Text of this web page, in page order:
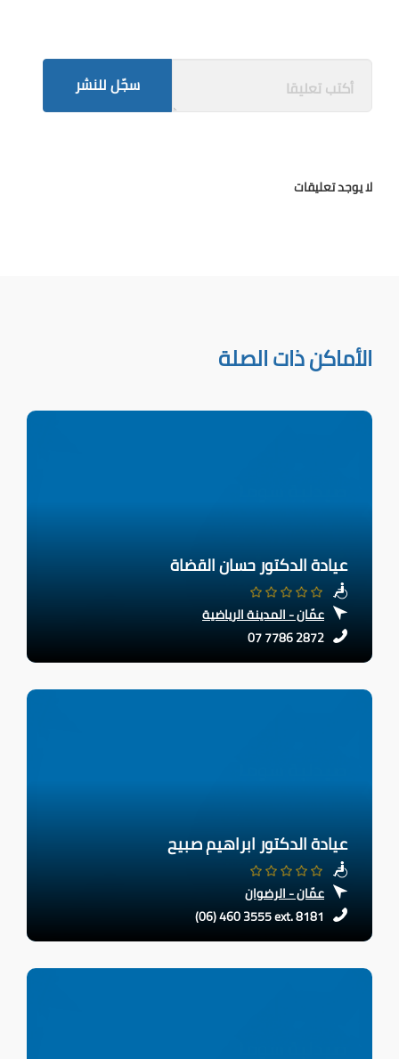
سجّل للنشر
لا يوجد تعليقات
الأماكن ذات الصلة
عيادة الدكتور حسان القضاة
عمّان - المدينة الرياضية
07 7786 2872
عيادة الدكتور ابراهيم صبيح
عمّان - الرضوان
(06) 460 3555 ext. 8181